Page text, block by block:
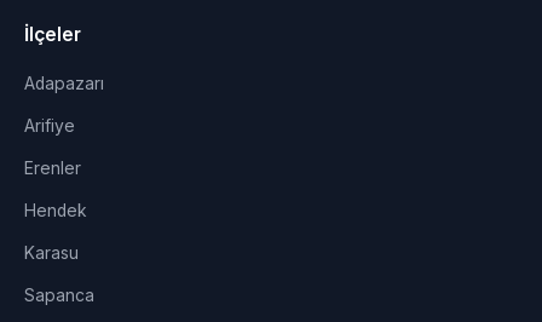
İlçeler
Adapazarı
Arifiye
Erenler
Hendek
Karasu
Sapanca